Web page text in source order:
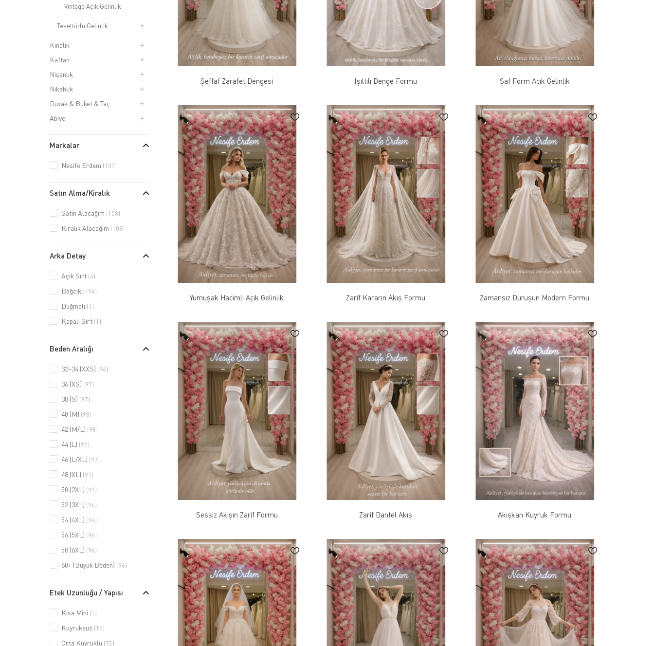
Vintage Açık Gelinlik
Tesettürlü Gelinlik
Kınalık
Kaftan
Nişanlık
Nikahlık
Duvak & Buket & Taç
Abiye
Markalar
Nesife Erdem (107)
Satın Alma/Kiralık
Satın Alacağım (108)
Kiralık Alacağım (108)
Arka Detay
Açık Sırt (4)
Bağcıklı (94)
Düğmeli (1)
Kapalı Sırt (1)
Beden Aralığı
32–34 (XXS) (96)
36 (XS) (97)
38 (S) (97)
40 (M) (98)
42 (M/L) (98)
44 (L) (97)
46 (L/XL) (97)
48 (XL) (97)
50 (2XL) (97)
52 (3XL) (96)
54 (4XL) (96)
56 (5XL) (96)
58 (6XL) (96)
60+ (Büyük Beden) (96)
Etek Uzunluğu / Yapısı
Kısa Mini (1)
Kuyruksuz (15)
Orta Kuyruklu (73)
Şeffaf Zarafet Dengesi Işıltılı Denge Formu Saf Form Açık Gelinlik
Yumuşak Hacimli Açık Gelinlik Zarif Kararın Akış Formu Zamansız Duruşun Modern Formu
Sessiz Akışın Zarif Formu Zarif Dantel Akış Akışkan Kuyruk Formu